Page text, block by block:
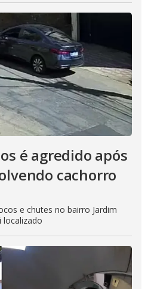
é agredido após
cachorro
e chutes no bairro Jardim
localizado